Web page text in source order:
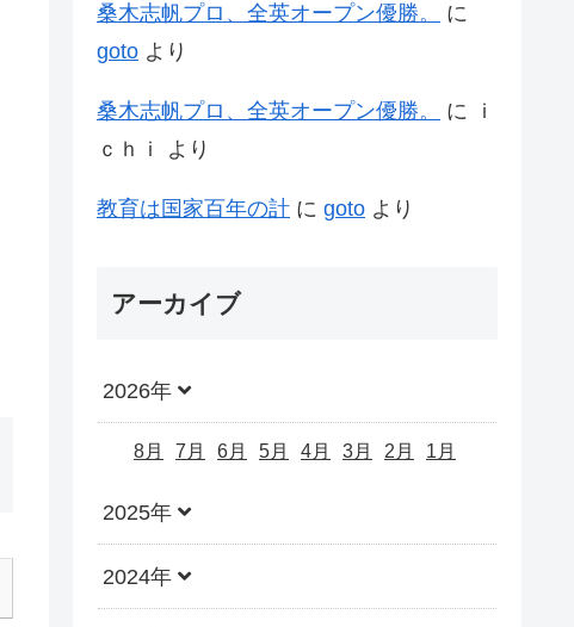
桑木志帆プロ、全英オープン優勝。
に
goto より
桑木志帆プロ、全英オープン優勝。 に
ｉ
ｃｈｉ
より
教育は国家百年の計 に goto より
アーカイブ
2026年
8月 7月 6月 5月 4月 3月 2月 1月
2025年
2024年